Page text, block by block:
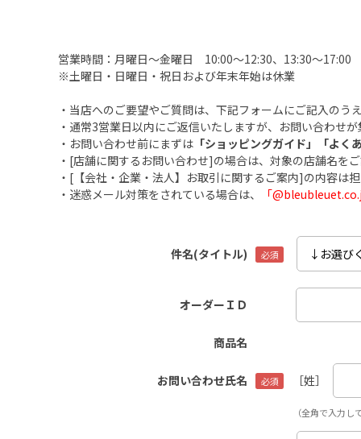
営業時間：月曜日〜金曜日 10:00〜12:30、13:30〜17:00
※土曜日・日曜日・祝日および年末年始は休業
・当店へのご要望やご質問は、下記フォームにご記入のう
・通常3営業日以内にご返信いたしますが、お問い合わせ
・お問い合わせ前にまずは 「ショッピングガイド」 「よく
・[店舗に関するお問い合わせ]の場合は、対象の店舗名を
・[【会社・企業・法人】お取引に関するご案内]の内容は
・迷惑メール対策をされている場合は、
「
件名(タイトル)
オーダーＩＤ
商品名
お問い合わせ氏名 ［姓］
（全角で入力し